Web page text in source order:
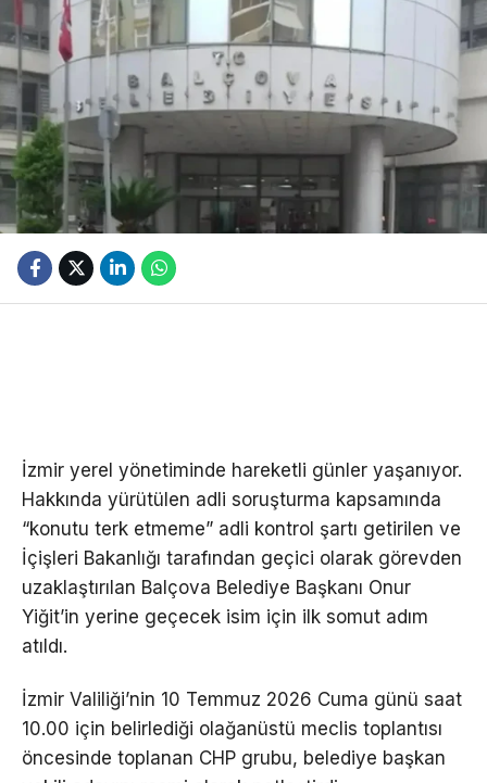
İzmir yerel yönetiminde hareketli günler yaşanıyor.
Hakkında yürütülen adli soruşturma kapsamında
“konutu terk etmeme” adli kontrol şartı getirilen ve
İçişleri Bakanlığı tarafından geçici olarak görevden
uzaklaştırılan Balçova Belediye Başkanı Onur
Yiğit’in yerine geçecek isim için ilk somut adım
atıldı.
İzmir Valiliği’nin 10 Temmuz 2026 Cuma günü saat
10.00 için belirlediği olağanüstü meclis toplantısı
öncesinde toplanan CHP grubu, belediye başkan